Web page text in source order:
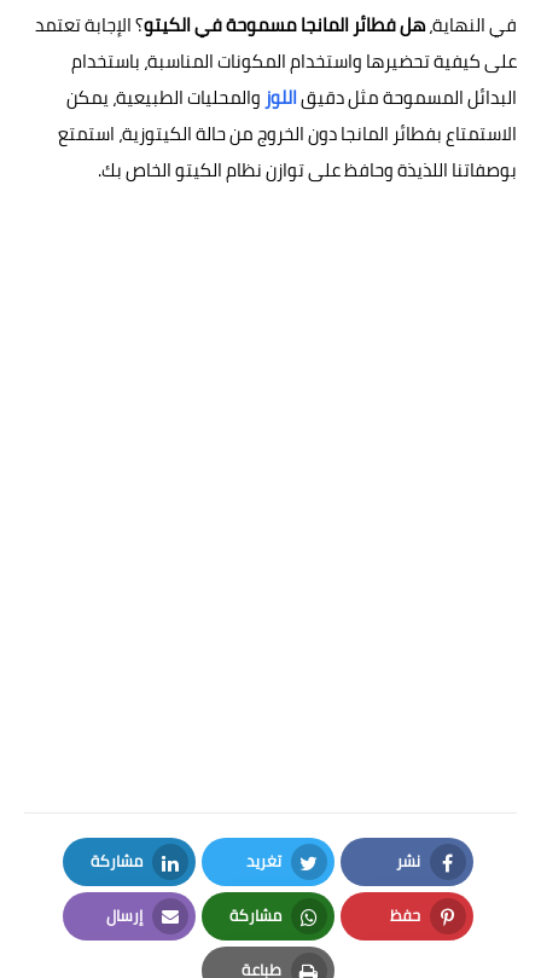
في النهاية،هل فطائر المانجا مسموحة في الكيتو؟ الإجابة تعتمد
على كيفية تحضيرها واستخدام المكونات المناسبة، باستخدام
البدائل المسموحة مثل دقيقاللوزوالمحليات الطبيعية، يمكن
الاستمتاع بفطائر المانجا دون الخروج من حالة الكيتوزية، استمتع
بوصفاتنا اللذيذة وحافظ على توازن نظام الكيتو الخاص بك.
نشر
Facebook
تغريد
Twitter
مشاركة
LinkedIn
حفظ
Pinterest
مشاركة
Whatsapp
إرسال
Email
طباعة